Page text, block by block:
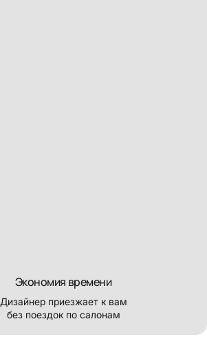
Экономия времени
Дизайнер приезжает к вам
без поездок по салонам